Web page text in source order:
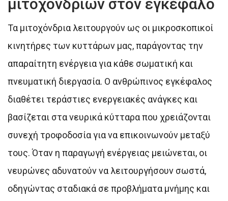
μιτοχονδρίων στον εγκέφαλο
Τα μιτοχόνδρια λειτουργούν ως οι μικροσκοπικοί
κινητήρες των κυττάρων μας, παράγοντας την
απαραίτητη ενέργεια για κάθε σωματική και
πνευματική διεργασία. Ο ανθρώπινος εγκέφαλος
διαθέτει τεράστιες ενεργειακές ανάγκες και
βασίζεται στα νευρικά κύτταρα που χρειάζονται
συνεχή τροφοδοσία για να επικοινωνούν μεταξύ
τους. Όταν η παραγωγή ενέργειας μειώνεται, οι
νευρώνες αδυνατούν να λειτουργήσουν σωστά,
οδηγώντας σταδιακά σε προβλήματα μνήμης και